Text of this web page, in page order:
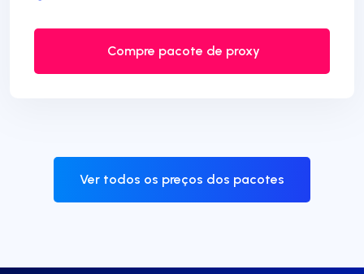
Compre pacote de proxy
Ver todos os preços dos pacotes